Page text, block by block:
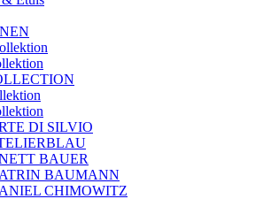
DI SILVIO
BAUER
BAUMANN
CHIMOWITZ